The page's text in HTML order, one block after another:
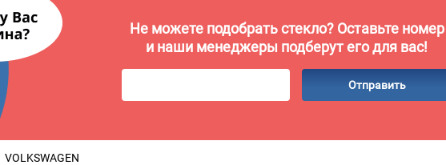
Не можете подобрать стекло? Оставьте номер
и наши менеджеры подберут его для вас!
Отправить
VOLKSWAGEN